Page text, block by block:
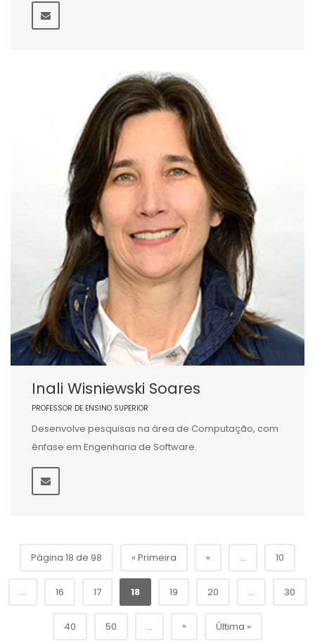
Inali Wisniewski Soares
PROFESSOR DE ENSINO SUPERIOR
Desenvolve pesquisas na área de Computação, com
ênfase em Engenharia de Software.
Página 18 de 98 « Primeira « ... 10
... 16 17 18 19 20 ... 30
40 50 ... » Última »